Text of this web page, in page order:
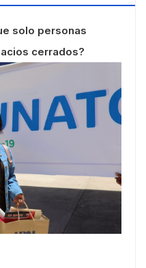
solo personas
cerrados?